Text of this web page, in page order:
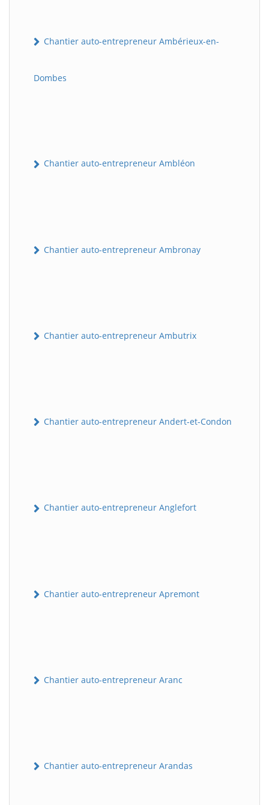
Chantier auto-entrepreneur Ambérieux-en-
Dombes
Chantier auto-entrepreneur Ambléon
Chantier auto-entrepreneur Ambronay
Chantier auto-entrepreneur Ambutrix
Chantier auto-entrepreneur Andert-et-Condon
Chantier auto-entrepreneur Anglefort
Chantier auto-entrepreneur Apremont
Chantier auto-entrepreneur Aranc
Chantier auto-entrepreneur Arandas